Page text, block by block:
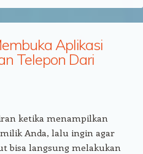
Aplikasi
Telepon Dari
ketika menampilkan
Anda, lalu ingin agar
bisa langsung melakukan